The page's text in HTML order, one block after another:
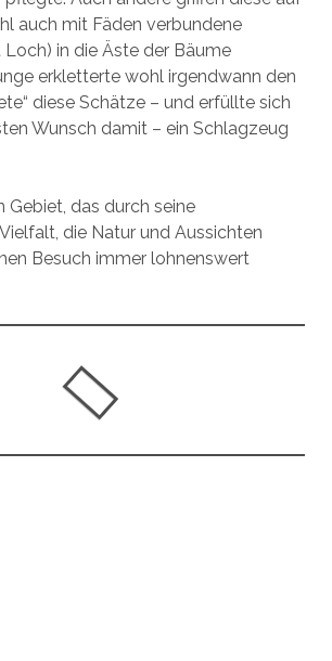
auch mit Fäden verbundene
in die Äste der Bäume
erkletterte wohl irgendwann den
diese Schätze – und erfüllte sich
Wunsch damit – ein Schlagzeug
Gebiet, das durch seine
die Natur und Aussichten
Besuch immer lohnenswert